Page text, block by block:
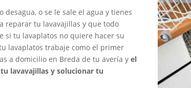
o se le sale el agua y tienes
reparar tu lavavajillas y que todo
si tu lavaplatos no quiere hacer su
lavaplatos trabaje como el primer
a domicilio en Breda de tu avería y el
lavavajillas y solucionar tu